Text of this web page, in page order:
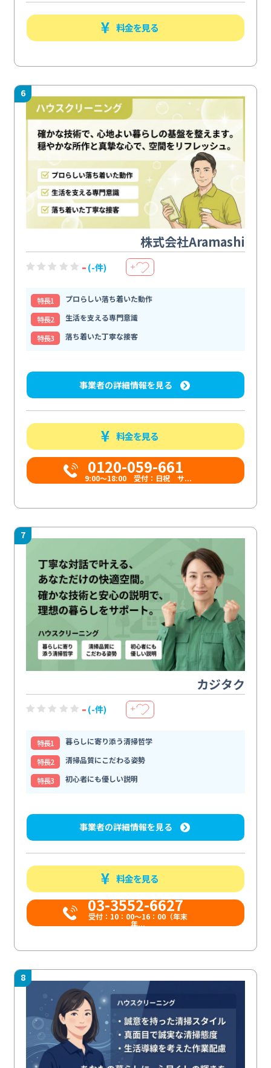
料金を見る
6
株式会社Aramashi
- (-件) ＋
特⻑1
プロらしい落ち着いた動作
特⻑2
生活を支える専門意識
特⻑3
落ち着いた丁寧な接客
事業者の詳細情報を見る
料金を見る
0120-059-661
9:00〜18:00 受付：日祝 サ...
7
カジタク
- (-件) ＋
特⻑1
暮らしに寄り添う清掃哲学
特⻑2
清掃品質にこだわる姿勢
特⻑3
初心者にも優しい説明
事業者の詳細情報を見る
料金を見る
03-3552-6627
受付：10：00～16：00（年末
年...
8